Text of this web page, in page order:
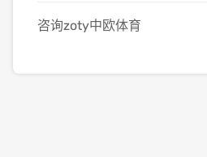
咨询zoty中欧体育